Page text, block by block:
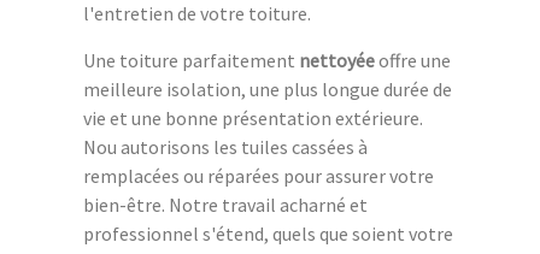
l'entretien de votre toiture.
Une toiture parfaitement nettoyéeoffre une
meilleure isolation, une plus longue durée de
vie et une bonne présentation extérieure.
Nou autorisons les tuiles cassées à
remplacées ou réparées pour assurer votre
bien-être. Notre travail acharné et
professionnel s'étend, quels que soient votre